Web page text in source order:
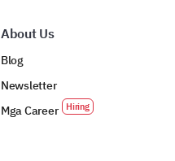
About Us
Blog
Newsletter
Mga Career